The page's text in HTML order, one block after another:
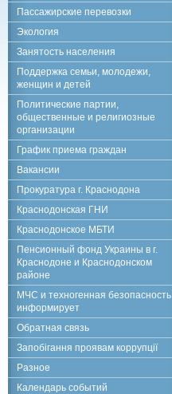
Пассажирские перевозки
Экология
Занятость населения
Поддержка семьи, молодежи,
женщин и детей
Политические партии,
общественные и религиозные
организации
График приема граждан
Вакансии
Прокуратура г. Краснодона
Краснодонская ГНИ
Краснодонское МБТИ
Пенсионный фонд Украины в г.
Краснодоне и Краснодонском
районе
МЧС и техногенная безопасность
информирует
Обратная связь
Запобігання проявам коррупції
Разное
Календарь событий